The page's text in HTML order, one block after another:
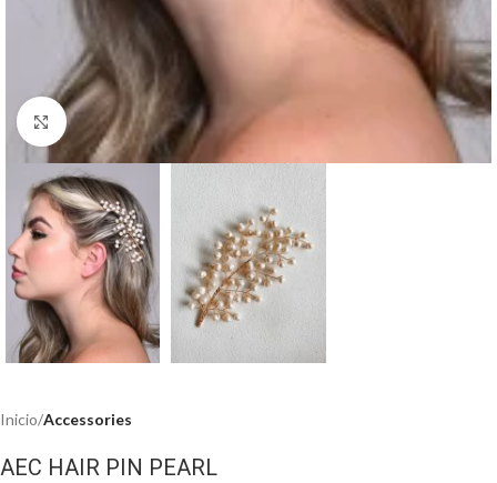
Haga clic para ampliar
Inicio Accessories
AEC HAIR PIN PEARL